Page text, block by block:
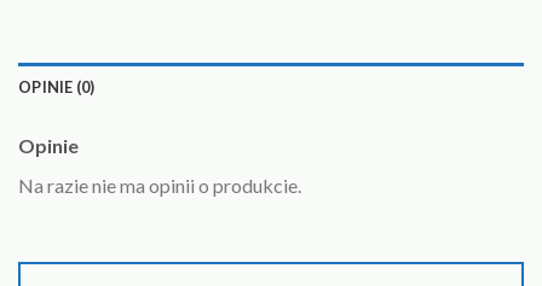
OPINIE (0)
Opinie
Na razie nie ma opinii o produkcie.